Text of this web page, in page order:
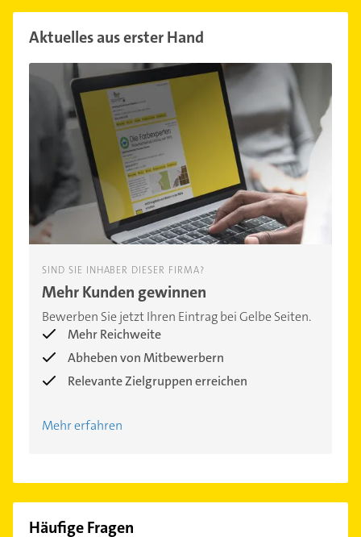
Aktuelles aus erster Hand
SIND SIE INHABER DIESER FIRMA?
Mehr Kunden gewinnen
Bewerben Sie jetzt Ihren Eintrag bei Gelbe Seiten.
Mehr Reichweite
Abheben von Mitbewerbern
Relevante Zielgruppen erreichen
Mehr erfahren
Häufige Fragen